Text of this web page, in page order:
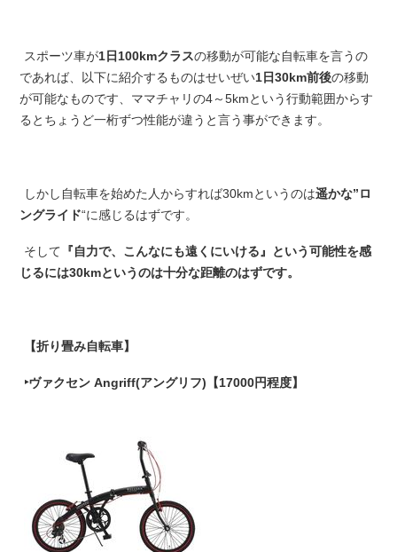
スポーツ車が1日100kmクラスの移動が可能な自転車を言うの
であれば、以下に紹介するものはせいぜい1日30km前後の移動
が可能なものです、ママチャリの4～5kmという行動範囲からす
るとちょうど一桁ずつ性能が違うと言う事ができます。
しかし自転車を始めた人からすれば30kmというのは遥かな”ロ
ングライド“に感じるはずです。
そして 『自力で、こんなにも遠くにいける』という可能性を感
じるには30kmというのは十分な距離のはずです。
【折り畳み自転車】
‣ヴァクセン Angriff(アングリフ)【17000円程度】